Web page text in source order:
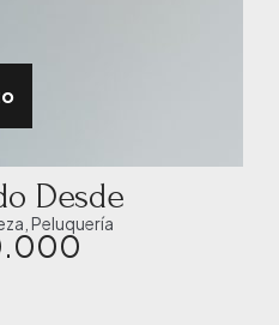
Desde
Peluquería